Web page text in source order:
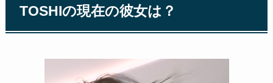
TOSHIの現在の彼女は？